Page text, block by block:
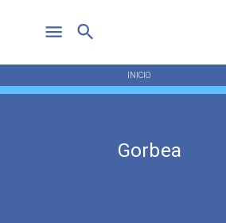
INICIO
Gorbea